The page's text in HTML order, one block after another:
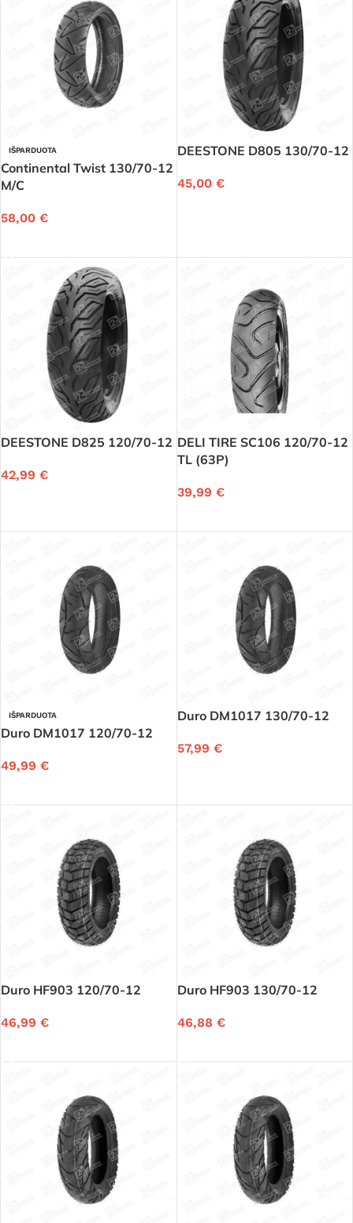
IŠPARDUOTA
Continental Twist 130/70-12
M/C
58,00 €
DEESTONE D805 130/70-12
45,00 €
DEESTONE D825 120/70-12
42,99 €
DELI TIRE SC106 120/70-12
TL (63P)
39,99 €
IŠPARDUOTA
Duro DM1017 120/70-12
49,99 €
Duro DM1017 130/70-12
57,99 €
Duro HF903 120/70-12
46,99 €
Duro HF903 130/70-12
46,88 €